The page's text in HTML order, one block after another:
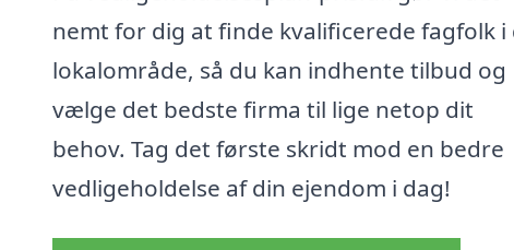
nemt for dig at finde kvalificerede fagfolk i
lokalområde, så du kan indhente tilbud og
vælge det bedste firma til lige netop dit
behov. Tag det første skridt mod en bedre
vedligeholdelse af din ejendom i dag!